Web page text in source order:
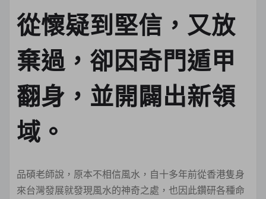
從懷疑到堅信，又放
棄過，卻因奇門遁甲
翻身，並開闢出新領
域。
品碩老師說，原本不相信風水，自十多年前從香港隻身
來台灣發展就發現風水的神奇之處，也因此鑽研各種命